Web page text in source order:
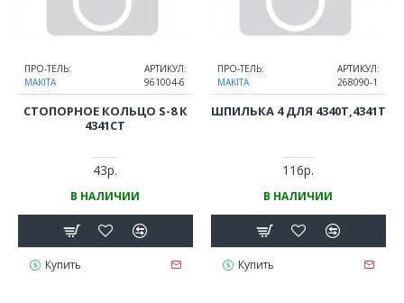
ПРО-ТЕЛЬ:
MAKITA
АРТИКУЛ:
961004-6
СТОПОРНОЕ КОЛЬЦО S-8 К
4341CT
43р.
В НАЛИЧИИ
Купить
ПРО-ТЕЛЬ:
MAKITA
АРТИКУЛ:
268090-1
ШПИЛЬКА 4 ДЛЯ 4340T,4341T
116р.
В НАЛИЧИИ
Купить